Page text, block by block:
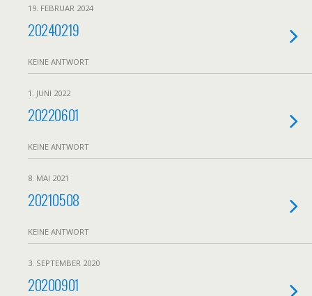
19. FEBRUAR 2024
20240219
KEINE ANTWORT
1. JUNI 2022
20220601
KEINE ANTWORT
8. MAI 2021
20210508
KEINE ANTWORT
3. SEPTEMBER 2020
20200901